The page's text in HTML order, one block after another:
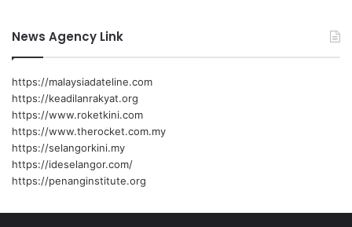
News Agency Link
https://malaysiadateline.com
https://keadilanrakyat.org
https://www.roketkini.com
https://www.therocket.com.my
https://selangorkini.my
https://ideselangor.com/
https://penanginstitute.org